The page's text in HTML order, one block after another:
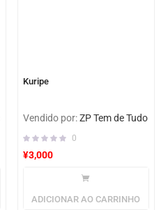
Kuripe
Vendido por:ZP Tem de Tudo
0
¥3,000
ADICIONAR AO CARRINHO